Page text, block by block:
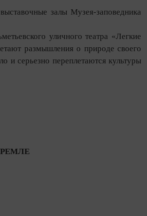
залы Музея-заповедника
уличного театра «Легкие
размышления о природе своего
и серьезно переплетаются культуры